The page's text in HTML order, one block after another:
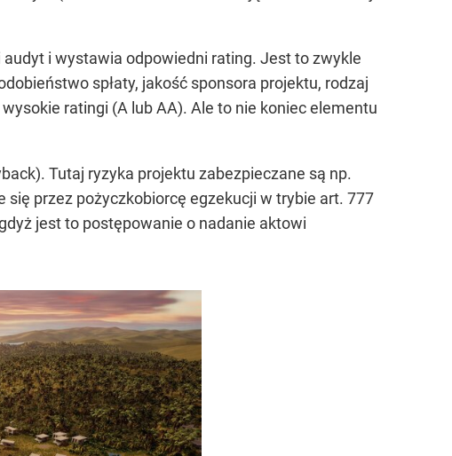
i wystawia odpowiedni rating. Jest to zwykle
spłaty, jakość sponsora projektu, rodzaj
ratingi (A lub AA). Ale to nie koniec elementu
Tutaj ryzyka projektu zabezpieczane są np.
przez pożyczkobiorcę egzekucji w trybie art. 777
jest to postępowanie o nadanie aktowi